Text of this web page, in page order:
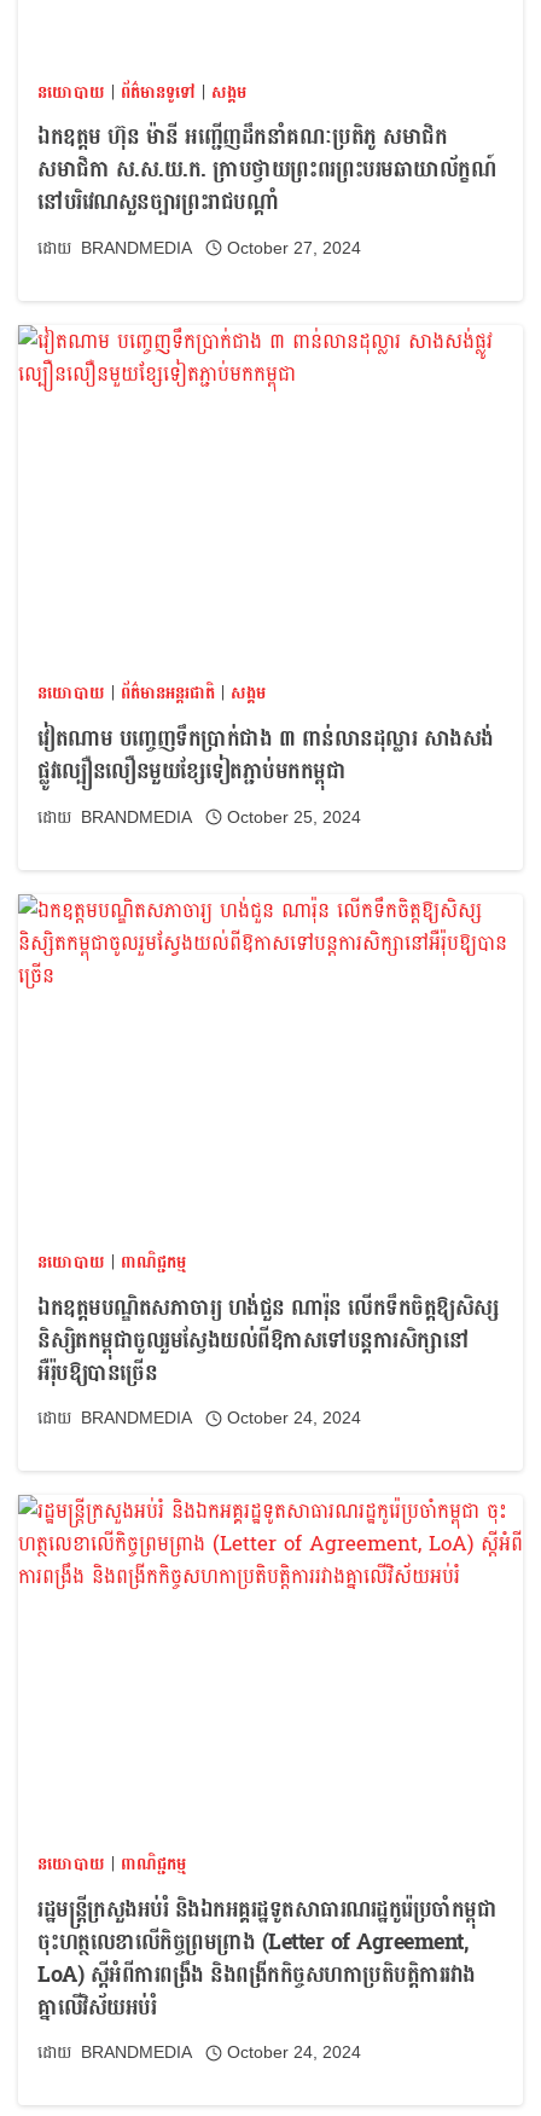
នយោបាយ | ព័ត៌មានទូទៅ | សង្គម
ឯកឧត្តម ហ៊ុន ម៉ានី អញ្ជើញដឹកនាំគណៈប្រតិភូ សមាជិក
សមាជិកា ស.ស.យ.ក. ក្រាបថ្វាយព្រះពរព្រះបរមឆាយាល័ក្ខណ៍
នៅបរិវេណសួនច្បារព្រះរាជបណ្ដាំ
BRANDMEDIA October 27, 2024
នយោបាយ | ព័ត៌មានអន្តរជាតិ | សង្គម
វៀតណាម បញ្ចេញទឹកប្រាក់ជាង ៣ ពាន់លានដុល្លារ សាងសង់
ផ្លូវល្បឿនលឿនមួយខ្សែទៀតភ្ជាប់មកកម្ពុជា
BRANDMEDIA October 25, 2024
នយោបាយ | ពាណិជ្ជកម្ម
ឯកឧត្តមបណ្ឌិតសភាចារ្យ ហង់ជួន ណារ៉ុន លើកទឹកចិត្តឱ្យសិស្ស
និស្សិតកម្ពុជាចូលរួមស្វែងយល់ពីឱកាសទៅបន្តការសិក្សានៅ
អឺរ៉ុបឱ្យបានច្រើន
BRANDMEDIA October 24, 2024
នយោបាយ | ពាណិជ្ជកម្ម
រដ្ឋមន្ត្រីក្រសួងអប់រំ និងឯកអគ្គរដ្ឋទូតសាធារណរដ្ឋកូរ៉េប្រចាំកម្ពុជា
ចុះហត្ថលេខាលើកិច្ចព្រមព្រាង (Letter of Agreement,
LoA) ស្តីអំពីការពង្រឹង និងពង្រីកកិច្ចសហកាប្រតិបត្តិការរវាង
គ្នាលើវិស័យអប់រំ
BRANDMEDIA October 24, 2024